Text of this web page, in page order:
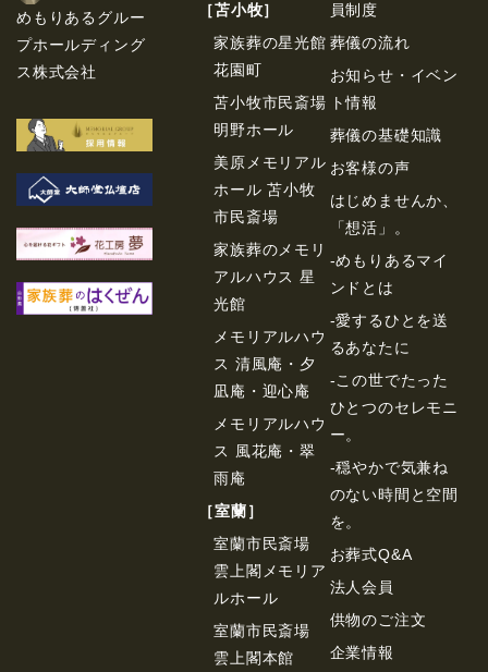
めもりあるグルー
プホールディング
ス株式会社
［苫⼩牧］
家族葬の星光館
花園町
苫小牧市民斎場
明野ホール
美原メモリアル
ホール 苫小牧
市民斎場
家族葬のメモリ
アルハウス 星
光館
メモリアルハウ
ス 清風庵・夕
凪庵・迎心庵
メモリアルハウ
ス 風花庵・翠
雨庵
［室蘭］
室蘭市民斎場
雲上閣メモリア
ルホール
室蘭市民斎場
雲上閣本館
員制度
葬儀の流れ
お知らせ・イベン
ト情報
葬儀の基礎知識
お客様の声
はじめませんか、
「想活」。
-めもりあるマイ
ンドとは
-愛するひとを送
るあなたに
-この世でたった
ひとつのセレモニ
ー。
-穏やかで気兼ね
のない時間と空間
を。
お葬式Q&A
法⼈会員
供物のご注⽂
企業情報